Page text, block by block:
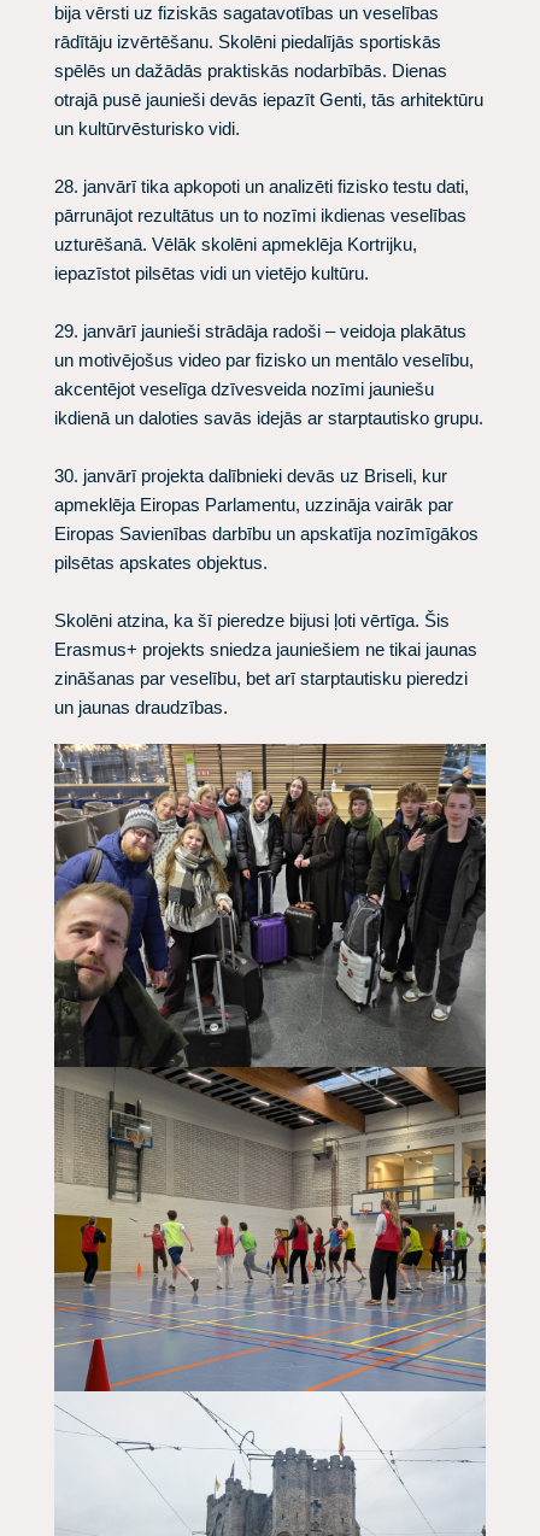
bija vērsti uz fiziskās sagatavotības un veselības
rādītāju izvērtēšanu. Skolēni piedalījās sportiskās
spēlēs un dažādās praktiskās nodarbībās. Dienas
otrajā pusē jaunieši devās iepazīt Genti, tās arhitektūru
un kultūrvēsturisko vidi.
28. janvārī tika apkopoti un analizēti fizisko testu dati,
pārrunājot rezultātus un to nozīmi ikdienas veselības
uzturēšanā. Vēlāk skolēni apmeklēja Kortrijku,
iepazīstot pilsētas vidi un vietējo kultūru.
29. janvārī jaunieši strādāja radoši – veidoja plakātus
un motivējošus video par fizisko un mentālo veselību,
akcentējot veselīga dzīvesveida nozīmi jauniešu
ikdienā un daloties savās idejās ar starptautisko grupu.
30. janvārī projekta dalībnieki devās uz Briseli, kur
apmeklēja Eiropas Parlamentu, uzzināja vairāk par
Eiropas Savienības darbību un apskatīja nozīmīgākos
pilsētas apskates objektus.
Skolēni atzina, ka šī pieredze bijusi ļoti vērtīga. Šis
Erasmus+ projekts sniedza jauniešiem ne tikai jaunas
zināšanas par veselību, bet arī starptautisku pieredzi
un jaunas draudzības.